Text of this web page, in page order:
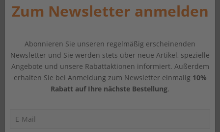
Zum Newsletter anmelden
Abonnieren Sie unseren regelmäßig erscheinenden
Newsletter und Sie werden stets über neue Artikel, spezielle
Angebote und unsere Rabattaktionen informiert. Außerdem
erhalten Sie bei Anmeldung zum Newsletter einmalig 10%
Rabatt auf Ihre nächste Bestellung.